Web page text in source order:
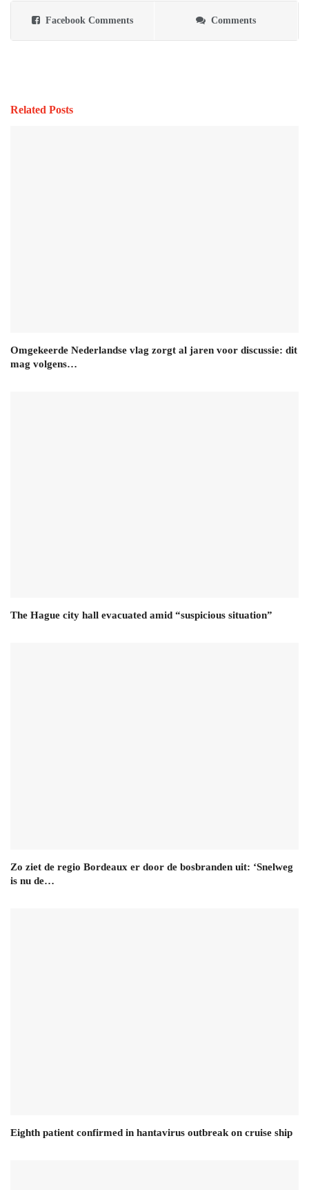
Facebook Comments Comments
Related Posts
Omgekeerde Nederlandse vlag zorgt al jaren voor discussie: dit
mag volgens…
The Hague city hall evacuated amid “suspicious situation”
Zo ziet de regio Bordeaux er door de bosbranden uit: ‘Snelweg
is nu de…
Eighth patient confirmed in hantavirus outbreak on cruise ship